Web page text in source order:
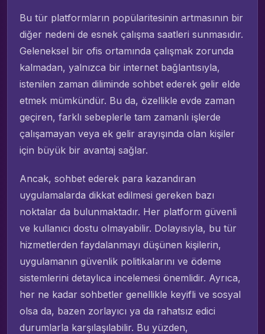
Bu tür platformların popülaritesinin artmasının bir
diğer nedeni de esnek çalışma saatleri sunmasıdır.
Geleneksel bir ofis ortamında çalışmak zorunda
kalmadan, yalnızca bir internet bağlantısıyla,
istenilen zaman diliminde sohbet ederek gelir elde
etmek mümkündür. Bu da, özellikle evde zaman
geçiren, farklı sebeplerle tam zamanlı işlerde
çalışamayan veya ek gelir arayışında olan kişiler
için büyük bir avantaj sağlar.
Ancak, sohbet ederek para kazandıran
uygulamalarda dikkat edilmesi gereken bazı
noktalar da bulunmaktadır. Her platform güvenli
ve kullanıcı dostu olmayabilir. Dolayısıyla, bu tür
hizmetlerden faydalanmayı düşünen kişilerin,
uygulamanın güvenlik politikalarını ve ödeme
sistemlerini detaylıca incelemesi önemlidir. Ayrıca,
her ne kadar sohbetler genellikle keyifli ve sosyal
olsa da, bazen zorlayıcı ya da rahatsız edici
durumlarla karşılaşılabilir. Bu yüzden,